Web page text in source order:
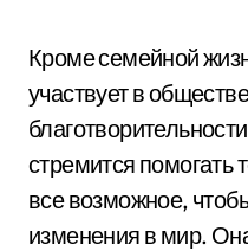
Кроме семейной
участвует в
стремится помогать
все возможное,
изменения в мир.